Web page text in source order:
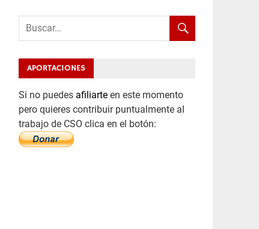
APORTACIONES
Si no puedes afiliarte en este momento
pero quieres contribuir puntualmente al
trabajo de CSO clica en el botón: